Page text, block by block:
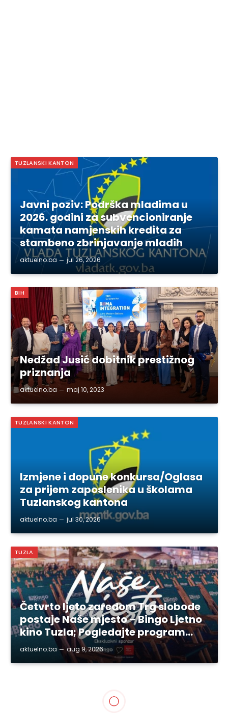
TUZLANSKI KANTON
Javni poziv: Podrška mladima u
2026. godini za subvencioniranje
kamata namjenskih kredita za
stambeno zbrinjavanje mladih
aktuelno.ba jul 26, 2026
BIH
Nedžad Jusić dobitnik prestižnog
priznanja
aktuelno.ba maj 10, 2023
TUZLANSKI KANTON
Izmjene i dopune konkursa/Oglasa
za prijem zaposlenika u školama
Tuzlanskog kantona
aktuelno.ba jul 30, 2026
TUZLA
Četvrto ljeto zaredom Trg slobode
postaje Naše mjesto – Bingo Ljetno
kino Tuzla; Pogledajte program…
aktuelno.ba aug 9, 2026